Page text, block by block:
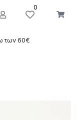
0
των 60€